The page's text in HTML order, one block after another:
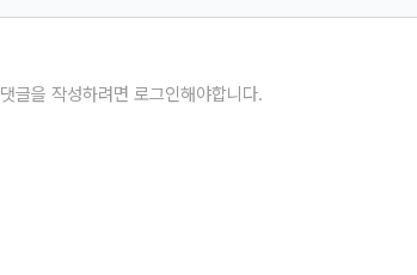
댓글을 작성하려면 로그인해야합니다.